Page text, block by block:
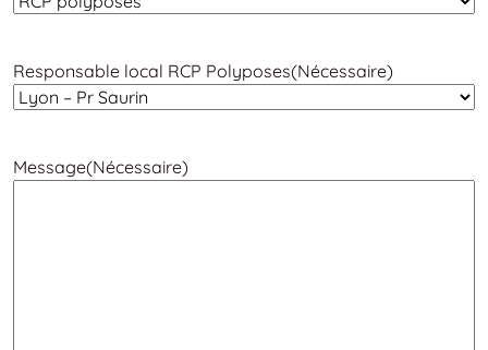
Responsable local RCP Polyposes(Nécessaire)
Message(Nécessaire)